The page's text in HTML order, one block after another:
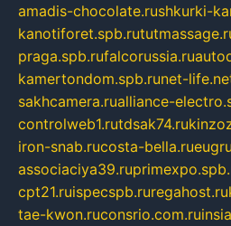
amadis-chocolate.rushkurki-
kanotiforet.spb.ru
praga.spb.rufalcorussia.ru
kamertondom.spb.runet-
sakhcamera.rualliance-
controlweb1.rutdsak74.ru
iron-snab.rucosta-bella.ru
associaciya39.ru
cpt21.ruispecspb.ruregahost.ru
tae-kwon.ruconsrio.com.ru